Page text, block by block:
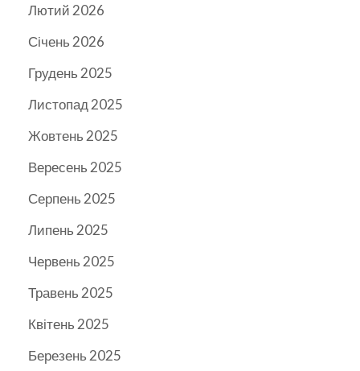
Лютий 2026
Січень 2026
Грудень 2025
Листопад 2025
Жовтень 2025
Вересень 2025
Серпень 2025
Липень 2025
Червень 2025
Травень 2025
Квітень 2025
Березень 2025